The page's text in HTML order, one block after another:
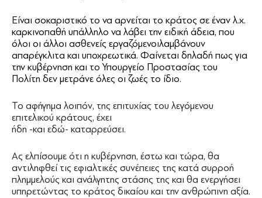
Είναι σοκαριστικό το να αρνείται το κράτος σε έναν λ.χ.
καρκινοπαθή υπάλληλο να λάβει την ειδική άδεια, που
όλοι οι άλλοι ασθενείς εργαζόμενοιλαμβάνουν
απαρέγκλιτα και υποχρεωτικά. Φαίνεται δηλαδή πως για
την κυβέρνηση και το Υπουργείο Προστασίας του
Πολίτη δεν μετράνε όλες οι ζωές το ίδιο.
Το αφήγημα λοιπόν, της επιτυχίας του λεγόμενου
επιτελικού κράτους, έχει
ήδη -και εδώ- καταρρεύσει.
Ας ελπίσουμε ότι η κυβέρνηση, έστω και τώρα, θα
αντιληφθεί τις εφιαλτικές συνέπειες της κατά συρροή
πλημμελούς και ανάλγητης στάσης της και θα ενεργήσει
υπηρετώντας το κράτος δικαίου και την ανθρώπινη αξία.